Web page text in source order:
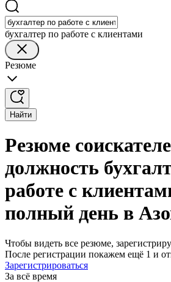
бухгалтер по работе с клиентами
Резюме
Найти
Резюме
должность
работе с
полный день в
Чтобы видеть все резюме,
После регистрации покажем ещё 1 и
Зарегистрироваться
За всё время